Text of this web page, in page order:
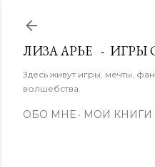
ЛИЗА АРЬЕ - ИГРЫ
Здесь живут игры, мечты,
волшебства.
ОБО МНЕ МОИ КНИГИ